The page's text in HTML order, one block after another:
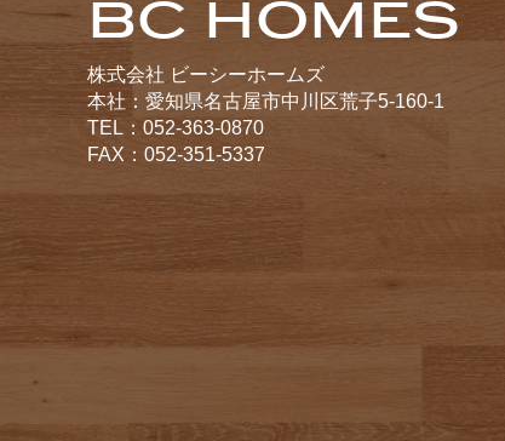
BC HOMES
株式会社 ビーシーホームズ
本社：愛知県名古屋市中川区荒子5-160-1
TEL：052-363-0870
FAX：052-351-5337